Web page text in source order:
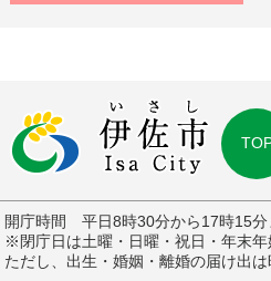
開庁時間 平日8時30分から17時15分
※閉庁日は土曜・日曜・祝日・年末年
ただし、出生・婚姻・離婚の届け出は